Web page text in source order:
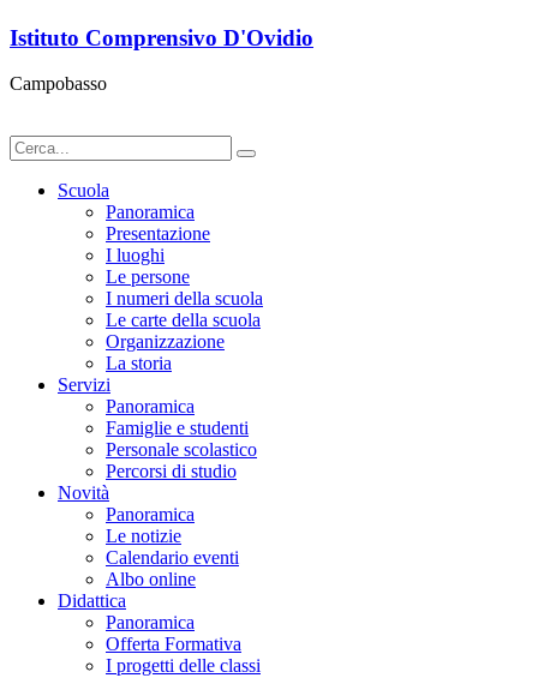
Istituto Comprensivo D'Ovidio
Campobasso
Scuola
Panoramica
Presentazione
I luoghi
Le persone
I numeri della scuola
Le carte della scuola
Organizzazione
La storia
Servizi
Panoramica
Famiglie e studenti
Personale scolastico
Percorsi di studio
Novità
Panoramica
Le notizie
Calendario eventi
Albo online
Didattica
Panoramica
Offerta Formativa
I progetti delle classi